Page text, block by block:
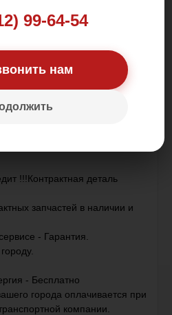
99-64-54
нам
500.00 р.
!!!Контрактная деталь
запчастей в наличии и
- Гарантия.
- Бесплатно
города оплачивается при
компании.